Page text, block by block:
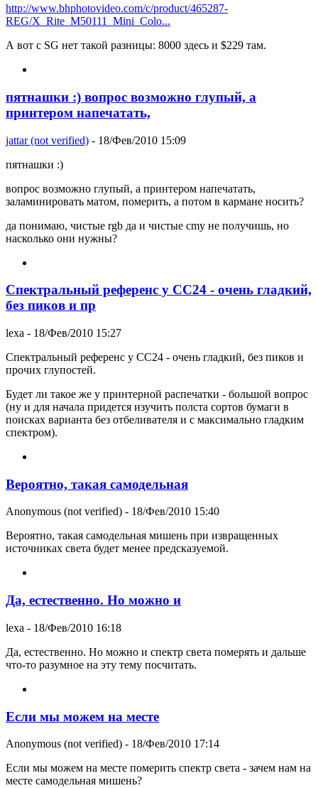
http://www.bhphotovideo.com/c/product/465287-
REG/X_Rite_M50111_Mini_Colo...
А вот с SG нет такой разницы: 8000 здесь и $229 там.
пятнашки :) вопрос возможно глупый, а
принтером напечатать,
jattar (not verified) - 18/Фев/2010 15:09
пятнашки :)
вопрос возможно глупый, а принтером напечатать,
заламинировать матом, померить, а потом в кармане носить?
да понимаю, чистые rgb да и чистые cmy не получишь, но
насколько они нужны?
Спектральный референс у CC24 - очень гладкий,
без пиков и пр
lexa - 18/Фев/2010 15:27
Спектральный референс у CC24 - очень гладкий, без пиков и
прочих глупостей.
Будет ли такое же у принтерной распечатки - большой вопрос
(ну и для начала придется изучить полста сортов бумаги в
поисках варианта без отбеливателя и с максимально гладким
спектром).
Вероятно, такая самодельная
Anonymous (not verified) - 18/Фев/2010 15:40
Вероятно, такая самодельная мишень при извращенных
источниках света будет менее предсказуемой.
Да, естественно. Но можно и
lexa - 18/Фев/2010 16:18
Да, естественно. Но можно и спектр света померять и дальше
что-то разумное на эту тему посчитать.
Если мы можем на месте
Anonymous (not verified) - 18/Фев/2010 17:14
Если мы можем на месте померить спектр света - зачем нам на
месте самодельная мишень?